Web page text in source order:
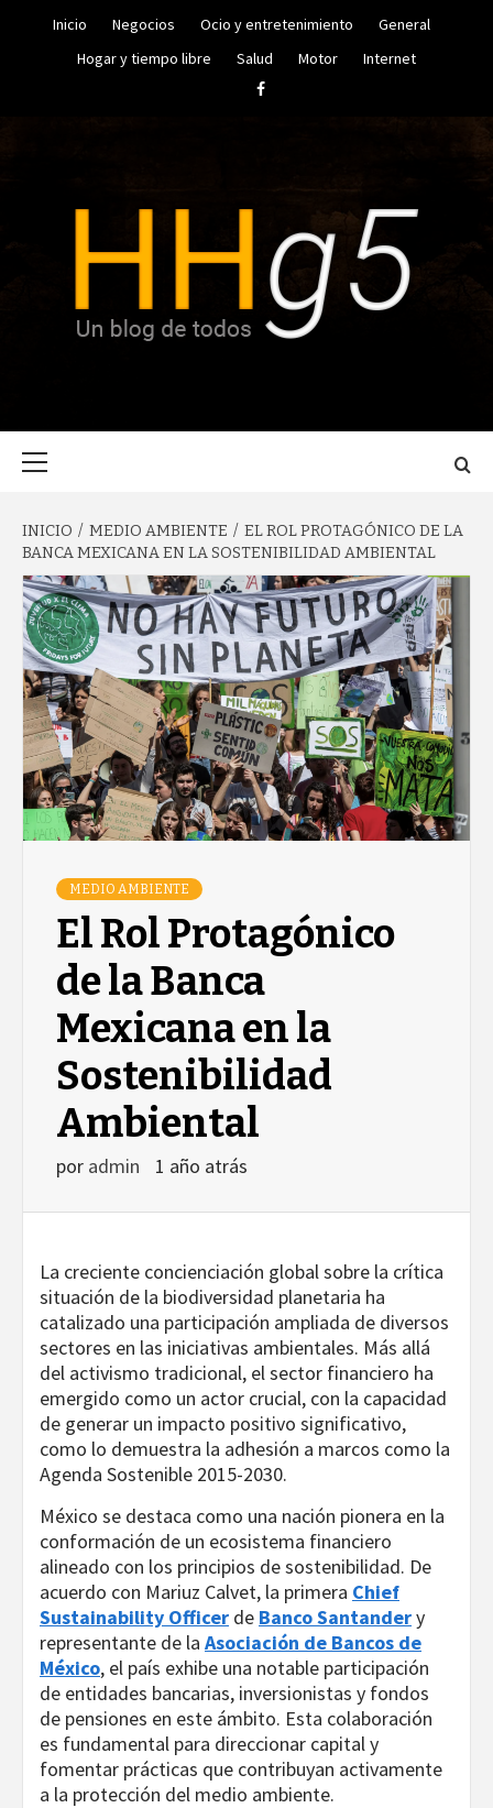
Inicio Negocios Ocio y entretenimiento
General
Hogar y tiempo libre
Salud Motor
Internet
Facebook
GARCÍA'S
BLOG
INICIO MEDIO AMBIENTE
EL ROL PROTAGÓNICO DE LA
BANCA MEXICANA EN LA SOSTENIBILIDAD AMBIENTAL
MEDIO AMBIENTE
El Rol Protagónico
de la Banca
Mexicana en la
Sostenibilidad
Ambiental
por admin 1 año atrás
La creciente concienciación global sobre la crítica
situación de la biodiversidad planetaria ha
catalizado una participación ampliada de diversos
sectores en las iniciativas ambientales. Más allá
del activismo tradicional, el sector financiero ha
emergido como un actor crucial, con la capacidad
de generar un impacto positivo significativo,
como lo demuestra la adhesión a marcos como la
Agenda Sostenible 2015-2030.
México se destaca como una nación pionera en la
conformación de un ecosistema financiero
alineado con los principios de sostenibilidad. De
acuerdo con Mariuz Calvet, la primera Chief
Sustainability Officer de Banco Santandery
representante de la Asociación de Bancos de
México, el país exhibe una notable participación
de entidades bancarias, inversionistas y fondos
de pensiones en este ámbito. Esta colaboración
es fundamental para direccionar capital y
fomentar prácticas que contribuyan activamente
a la protección del medio ambiente.